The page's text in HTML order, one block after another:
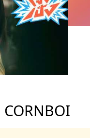
CORNBOI